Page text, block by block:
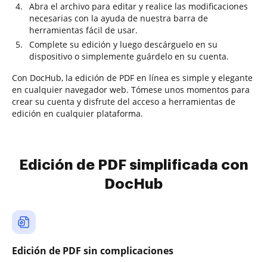
Abra el archivo para editar y realice las modificaciones
necesarias con la ayuda de nuestra barra de
herramientas fácil de usar.
Complete su edición y luego descárguelo en su
dispositivo o simplemente guárdelo en su cuenta.
Con DocHub, la edición de PDF en línea es simple y elegante
en cualquier navegador web. Tómese unos momentos para
crear su cuenta y disfrute del acceso a herramientas de
edición en cualquier plataforma.
Edición de PDF simplificada con
DocHub
Edición de PDF sin complicaciones